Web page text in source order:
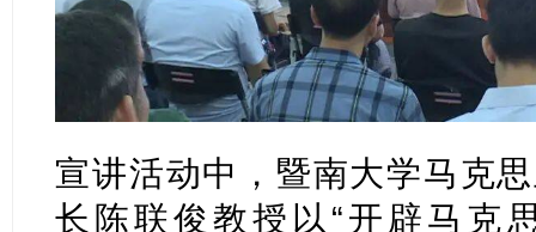
宣讲活动中，暨南大学马克
长陈联俊教授以“开辟马克